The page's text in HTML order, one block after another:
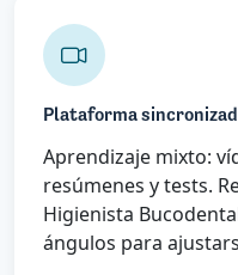
Plataforma
Aprendizaje mixto:
resúmenes y tests.
Higienista
ángulos para